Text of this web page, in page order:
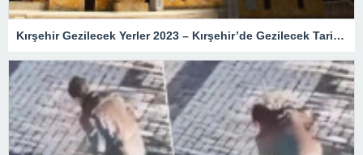
Kırşehir Gezilecek Yerler 2023 – Kırşehir’de Gezilecek Tarihi Turistik Yerler, En Güzel Doğal Mekanlar ve Müzeler Listesi